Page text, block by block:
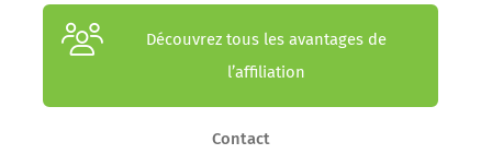
Découvrez tous les avantages de
l’affiliation
Contact